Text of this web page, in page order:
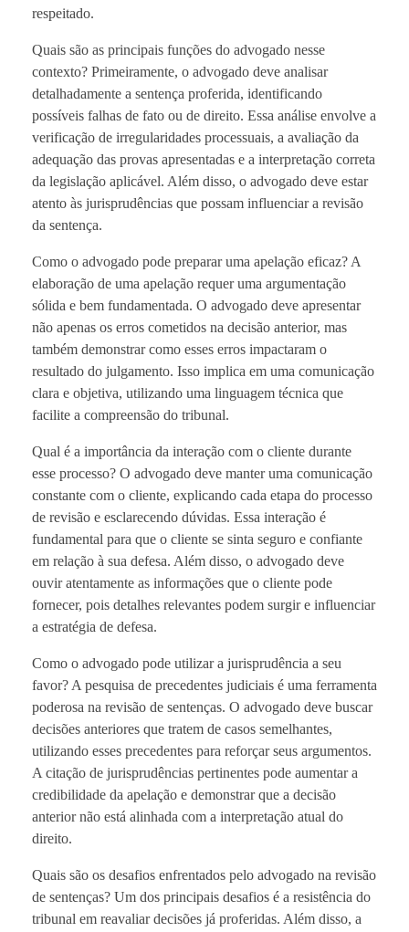
respeitado.
Quais são as principais funções do advogado nesse
contexto? Primeiramente, o advogado deve analisar
detalhadamente a sentença proferida, identificando
possíveis falhas de fato ou de direito. Essa análise envolve a
verificação de irregularidades processuais, a avaliação da
adequação das provas apresentadas e a interpretação correta
da legislação aplicável. Além disso, o advogado deve estar
atento às jurisprudências que possam influenciar a revisão
da sentença.
Como o advogado pode preparar uma apelação eficaz? A
elaboração de uma apelação requer uma argumentação
sólida e bem fundamentada. O advogado deve apresentar
não apenas os erros cometidos na decisão anterior, mas
também demonstrar como esses erros impactaram o
resultado do julgamento. Isso implica em uma comunicação
clara e objetiva, utilizando uma linguagem técnica que
facilite a compreensão do tribunal.
Qual é a importância da interação com o cliente durante
esse processo? O advogado deve manter uma comunicação
constante com o cliente, explicando cada etapa do processo
de revisão e esclarecendo dúvidas. Essa interação é
fundamental para que o cliente se sinta seguro e confiante
em relação à sua defesa. Além disso, o advogado deve
ouvir atentamente as informações que o cliente pode
fornecer, pois detalhes relevantes podem surgir e influenciar
a estratégia de defesa.
Como o advogado pode utilizar a jurisprudência a seu
favor? A pesquisa de precedentes judiciais é uma ferramenta
poderosa na revisão de sentenças. O advogado deve buscar
decisões anteriores que tratem de casos semelhantes,
utilizando esses precedentes para reforçar seus argumentos.
A citação de jurisprudências pertinentes pode aumentar a
credibilidade da apelação e demonstrar que a decisão
anterior não está alinhada com a interpretação atual do
direito.
Quais são os desafios enfrentados pelo advogado na revisão
de sentenças? Um dos principais desafios é a resistência do
tribunal em reavaliar decisões já proferidas. Além disso, a